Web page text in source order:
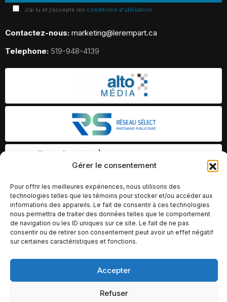
Gérer le consentement
Pour offrir les meilleures expériences, nous utilisons des
technologies telles que les témoins pour stocker et/ou accéder aux
informations des appareils. Le fait de consentir à ces technologies
nous permettra de traiter des données telles que le comportement
de navigation ou les ID uniques sur ce site. Le fait de ne pas
consentir ou de retirer son consentement peut avoir un effet négatif
sur certaines caractéristiques et fonctions.
Accepter
Refuser
J'ai lu et j'accepte les conditions d'utilisation
Contactez-nous: marketing@lerempart.ca
Telephone: 519-948-4139
© Copyright 2026 – Altomédia Inc |